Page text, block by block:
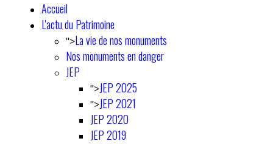
Accueil
L'actu du Patrimoine
">La vie de nos monuments
Nos monuments en danger
JEP
">JEP 2025
">JEP 2021
JEP 2020
JEP 2019